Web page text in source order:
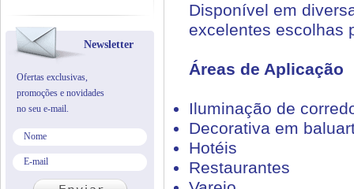
Disponível em
excelentes escolhas
Áreas de Aplicação
Iluminação de
Decorativa em
Hotéis
Restaurantes
Newsletter
Ofertas exclusivas,
promoções e novidades
no seu e-mail.